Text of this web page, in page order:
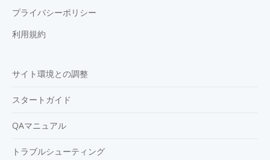
プライバシーポリシー
利用規約
サイト環境との調整
スタートガイド
QAマニュアル
トラブルシューティング